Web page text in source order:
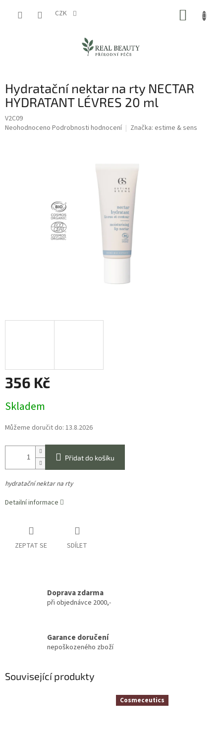
CZK
Hydratační nektar na rty NECTAR
HYDRATANT LÉVRES 20 ml
V2C09
Průměrné
Neohodnoceno Podrobnosti hodnocení Značka: estime & sens
356 Kč
cena:
Skladem
Můžeme doručit do: 13.8.2026
Přidat do košíku
hydratační nektar na rty
Detailní informace
ZEPTAT SE SDÍLET
Doprava zdarma
při objednávce 2000,-
Garance doručení
nepoškozeného zboží
Související produkty
Cosmeceutics